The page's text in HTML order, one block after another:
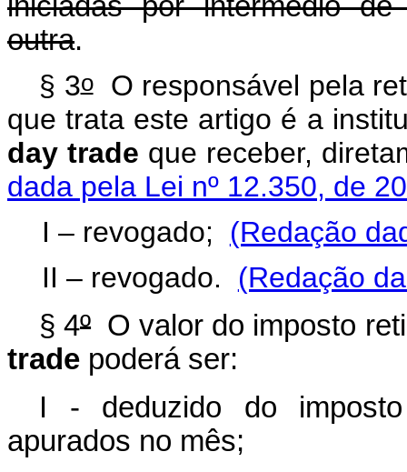
outra.
§ 3oO responsável pela
que trata este artigo é a
day trade que receber,
dada pela Lei nº 12.350, de
I – revogado; (Redação
II – revogado. (Redação
§ 4º O valor do imposto
trade poderá ser:
I - deduzido do
apurados no mês;